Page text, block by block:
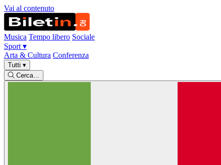
Vai al contenuto
Musica Tempo libero Sociale
Sport ▾
Arta & Cultura Conferenza
Tutti ▾
Cerca…